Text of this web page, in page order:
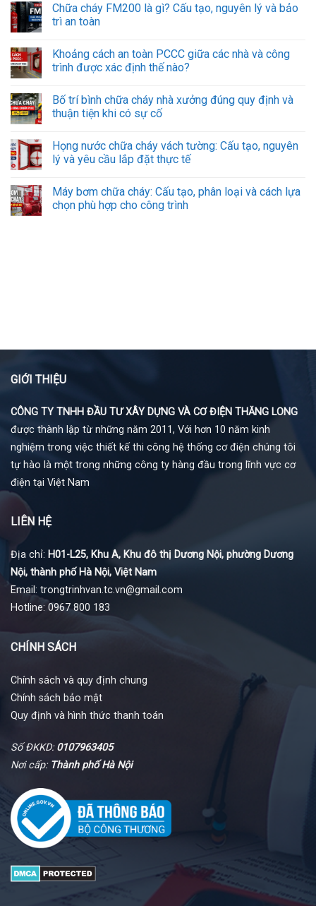
Chữa cháy FM200 là gì? Cấu tạo, nguyên lý và bảo
trì an toàn
Khoảng cách an toàn PCCC giữa các nhà và công
trình được xác định thế nào?
Bố trí bình chữa cháy nhà xưởng đúng quy định và
thuận tiện khi có sự cố
Họng nước chữa cháy vách tường: Cấu tạo, nguyên
lý và yêu cầu lắp đặt thực tế
Máy bơm chữa cháy: Cấu tạo, phân loại và cách lựa
chọn phù hợp cho công trình
GIỚI THIỆU
CÔNG TY TNHH ĐẦU TƯ XÂY DỰNG VÀ CƠ ĐIỆN THĂNG LONG
được thành lập từ những năm 2011, Với hơn 10 năm kinh
nghiệm trong việc thiết kế thi công hệ thống cơ điện chúng tôi
tự hào là một trong những công ty hàng đầu trong lĩnh vực cơ
điện tại Việt Nam
LIÊN HỆ
Địa chỉ: H01-L25, Khu A, Khu đô thị Dương Nội, phường Dương
Nội, thành phố Hà Nội, Việt Nam
Email: trongtrinhvan.tc.vn@gmail.com
Hotline: 0967 800 183
CHÍNH SÁCH
Chính sách và quy định chung
Chính sách bảo mật
Quy định và hình thức thanh toán
Số ĐKKD:0107963405
Nơi cấp: Thành phố Hà Nội